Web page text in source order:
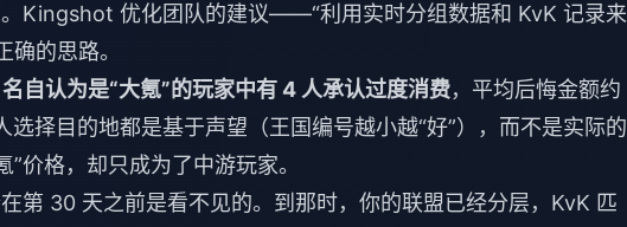
Kingshot 优化团队的建议——“利用实时分组数据和 KvK 记录来
的思路。
自认为是“大氪”的玩家中有 4 人承认过度消费，平均后悔金额约
选择目的地都是基于声望（王国编号越小越“好”），而不是实际的
价格，却只成为了中游玩家。
第 30 天之前是看不见的。到那时，你的联盟已经分层，KvK 匹